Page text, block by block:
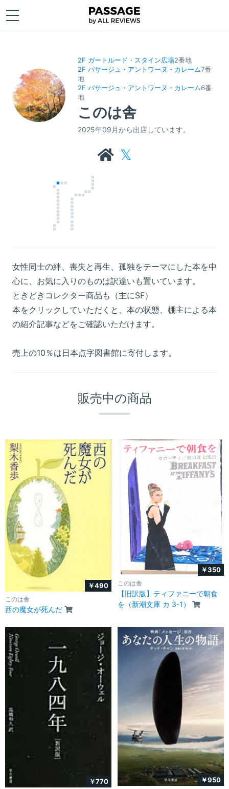
2F ガートルード・スタイン広場2番地
2F パサージュ・アントワーヌ・カレーム7番
地
2F パサージュ・アントワーヌ・カレーム6番
地
このは舎
2025年09月から出店しています。
女性同士の絆、喪失と再生、孤独をテーマにした本を中
心に、お気に入りのものは訳違いも置いています。
ときどきコレクター商品も（主にSF）
本をクリックしていただくと、本の状態、棚主による本
の紹介記事などをご確認いただけます。
売上の10％は日本点字図書館に寄付します。
販売中の商品
￥490
このは舎
西の魔女が死んだ
￥350
このは舎
【旧訳版】ティファニーで朝食
を（新潮文庫 カ 3-1）
￥770 ￥950